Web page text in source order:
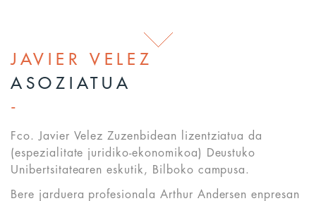
JAVIER VELEZ
ASOZIATUA
Fco. Javier Velez Zuzenbidean lizentziatua da
(espezialitate juridiko-ekonomikoa) Deustuko
Unibertsitatearen eskutik, Bilboko campusa.
Bere jarduera profesionala Arthur Andersen enpresan